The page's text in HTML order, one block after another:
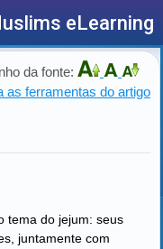
eLearning
da fonte:
as ferramentas do artigo
tema do jejum: seus
juntamente com